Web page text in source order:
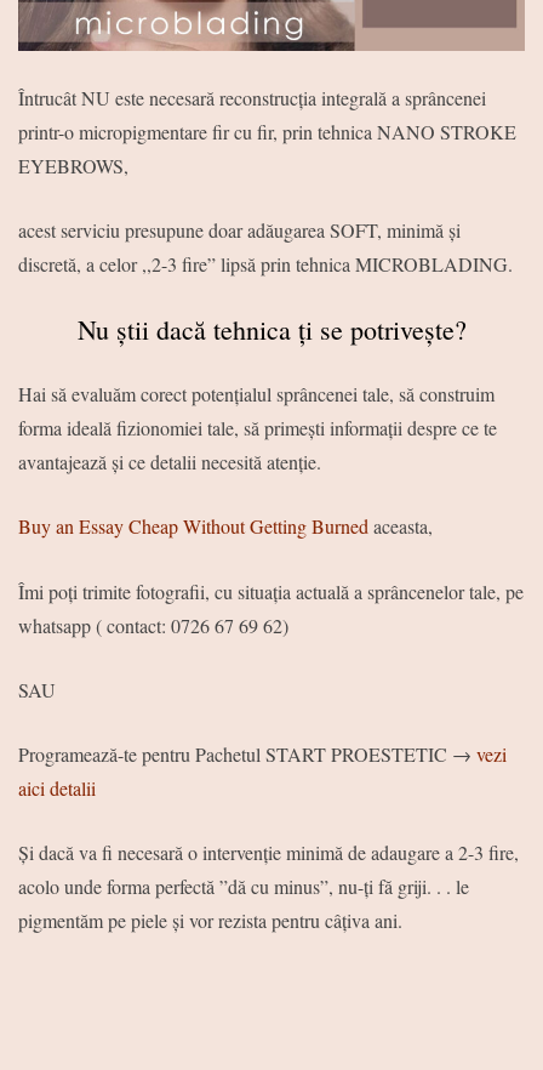
Întrucât NU este necesară reconstrucția integrală a sprâncenei
printr-o micropigmentare fir cu fir, prin tehnica NANO STROKE
EYEBROWS,
acest serviciu presupune doar adăugarea SOFT, minimă și
discretă, a celor ,,2-3 fire” lipsă prin tehnica MICROBLADING.
Nu știi dacă tehnica ți se potrivește?
Hai să evaluăm corect potențialul sprâncenei tale, să construim
forma ideală fizionomiei tale, să primești informații despre ce te
avantajează și ce detalii necesită atenție.
Buy an Essay Cheap Without Getting Burnedaceasta,
Îmi poți trimite fotografii, cu situația actuală a sprâncenelor tale, pe
whatsapp ( contact: 0726 67 69 62)
SAU
Programează-te pentru Pachetul START PROESTETIC → vezi
aici detalii
Și dacă va fi necesară o intervenție minimă de adaugare a 2-3 fire,
acolo unde forma perfectă ”dă cu minus”, nu-ți fă griji. . . le
pigmentăm pe piele și vor rezista pentru câțiva ani.